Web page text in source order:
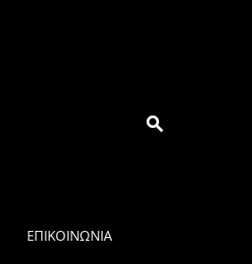
ΕΠΙΚΟΙΝΩΝΊΑ